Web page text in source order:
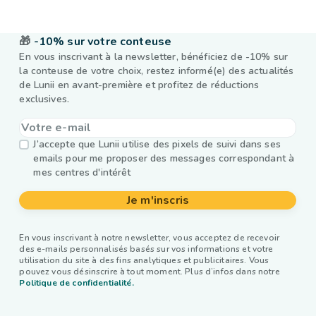
🎁 -10% sur votre conteuse
En vous inscrivant à la newsletter, bénéficiez de -10% sur
la conteuse de votre choix, restez informé(e) des actualités
de Lunii en avant-première et profitez de réductions
exclusives.
J’accepte que Lunii utilise des pixels de suivi dans ses
emails pour me proposer des messages correspondant à
mes centres d'intérêt
Je m'inscris
En vous inscrivant à notre newsletter, vous acceptez de recevoir
des e-mails personnalisés basés sur vos informations et votre
utilisation du site à des fins analytiques et publicitaires. Vous
pouvez vous désinscrire à tout moment. Plus d’infos dans notre
Politique de confidentialité.